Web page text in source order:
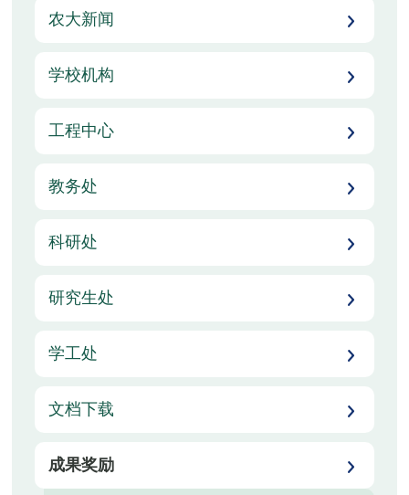
农大新闻
学校机构
工程中心
教务处
科研处
研究生处
学工处
文档下载
成果奖励